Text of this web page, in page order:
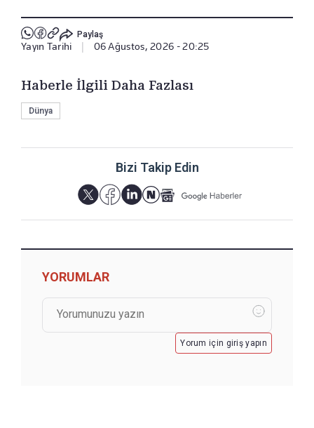
Paylaş
Yayın Tarihi 06 Ağustos, 2026 - 20:25
Haberle İlgili Daha Fazlası
Dünya
Bizi Takip Edin
YORUMLAR
Yorum için giriş yapın